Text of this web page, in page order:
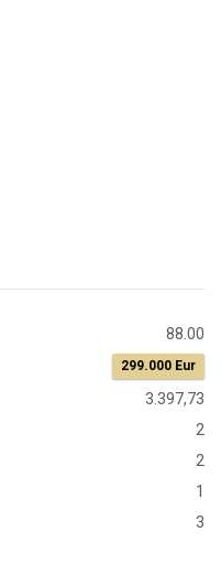
88.00
299.000 Eur
3.397,73
2
2
1
3